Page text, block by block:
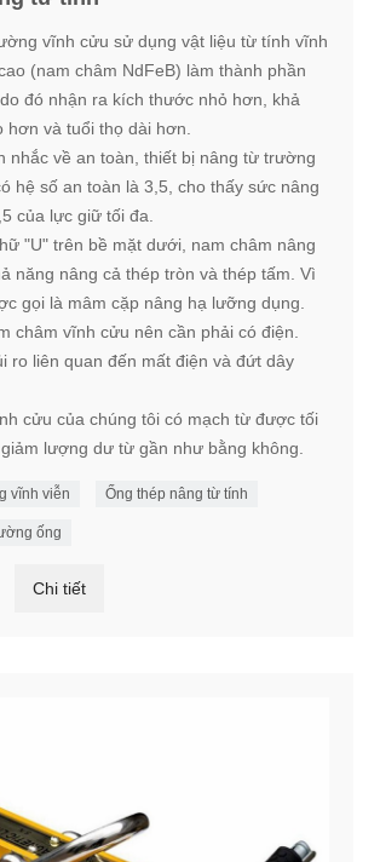
vĩnh cửu sử dụng vật liệu từ tính vĩnh
(nam châm NdFeB) làm thành phần
đó nhận ra kích thước nhỏ hơn, khả
hơn và tuổi thọ dài hơn.
nhắc về an toàn, thiết bị nâng từ trường
hệ số an toàn là 3,5, cho thấy sức nâng
của lực giữ tối đa.
"U" trên bề mặt dưới, nam châm nâng
năng nâng cả thép tròn và thép tấm. Vì
gọi là mâm cặp nâng hạ lưỡng dụng.
châm vĩnh cửu nên cần phải có điện.
ro liên quan đến mất điện và đứt dây
cửu của chúng tôi có mạch từ được tối
lượng dư từ gần như bằng không.
vĩnh viễn Ống thép nâng từ tính
ống
Chi tiết